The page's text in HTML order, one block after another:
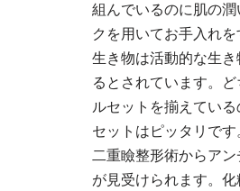
組んでいるのに肌の
クを用いてお手入れ
生き物は活動的な生
るとされています。
ルセットを揃えてい
セットはピッタリで
二重瞼整形術からア
が見受けられます。